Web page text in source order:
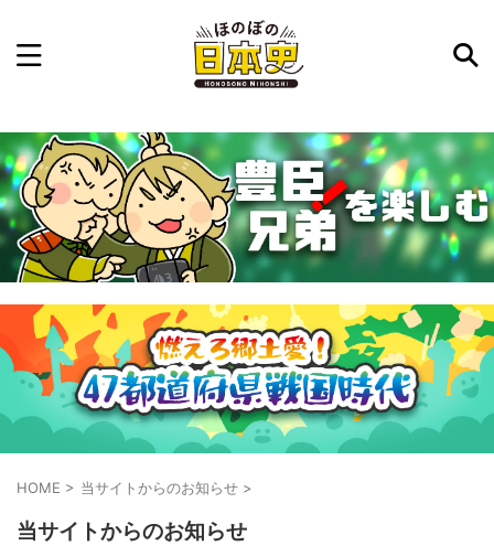
気になった日本史の事件や人物、時代などを入力して
ね。中の人が24時間手動で検索結果を提示するよ（嘘
です）
例：織田信長 長篠の戦い
HOME > 当サイトからのお知らせ >
当サイトからのお知らせ